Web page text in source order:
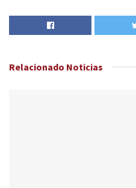
Relacionado Noticias